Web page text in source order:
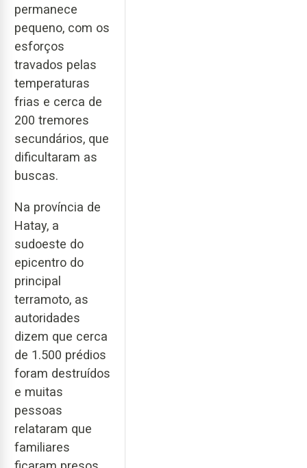
permanece
pequeno, com os
esforços
travados pelas
temperaturas
frias e cerca de
200 tremores
secundários, que
dificultaram as
buscas.
Na província de
Hatay, a
sudoeste do
epicentro do
principal
terramoto, as
autoridades
dizem que cerca
de 1.500 prédios
foram destruídos
e muitas
pessoas
relataram que
familiares